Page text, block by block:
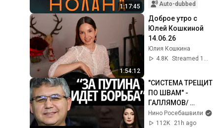
1:17:45
Auto-dubbed
1:54:12
Доброе утро с
Юлей Кошкиной
14.06.26
Юлия Кошкина
4.8K
Streamed 1mo ago
"СИСТЕМА ТРЕЩИТ
ПО ШВАМ" -
ГАЛЛЯМОВ/
Выборы, "Яблоко",
Донбасс,
Нино Росебашвили
112K
21h ago